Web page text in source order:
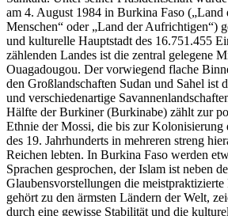
am 4. August 1984 in Burkina Faso („Land
Menschen“ oder „Land der Aufrichtigen“)
und kulturelle Hauptstadt des 16.751.455
zählenden Landes ist die zentral gelegene
Ouagadougou. Der vorwiegend flache
den Großlandschaften Sudan und Sahel ist
und verschiedenartige
Hälfte der Burkiner (Burkinabe) zählt zur
Ethnie der Mossi, die bis zur Kolonisierung
des 19. Jahrhunderts in mehreren streng
Reichen lebten. In Burkina Faso werden
Sprachen gesprochen, der Islam ist neben
Glaubensvorstellungen die
gehört zu den ärmsten Ländern der Welt,
durch eine gewisse Stabilität und die